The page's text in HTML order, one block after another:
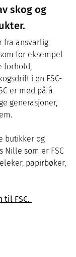
skog og
fra ansvarlig
for eksempel
forhold,
i en FSC-
er med på å
generasjoner,
butikker og
Nille som er FSC
papirbøker,
til FSC.